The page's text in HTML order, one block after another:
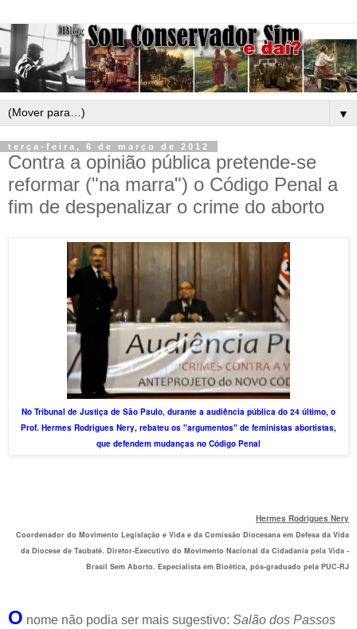
▼
terça-feira, 6 de março de 2012
Contra a opinião pública pretende-se
reformar ("na marra") o Código Penal a
fim de despenalizar o crime do aborto
No Tribunal de Justiça de São Paulo, durante a audiência pública do 24 último, o
Prof. Hermes Rodrigues Nery, rebateu os "argumentos" de feministas abortistas,
que defendem mudanças no Código Penal
Hermes Rodrigues Nery
Coordenador do Movimento Legislação e Vida e da Comissão Diocesana em Defesa da Vida
da Diocese de Taubaté. Diretor-Executivo do Movimento Nacional da Cidadania pela Vida -
Brasil Sem Aborto. Especialista em Bioética, pós-graduado pela PUC-RJ
O nome não podia ser mais sugestivo: Salão dos Passos